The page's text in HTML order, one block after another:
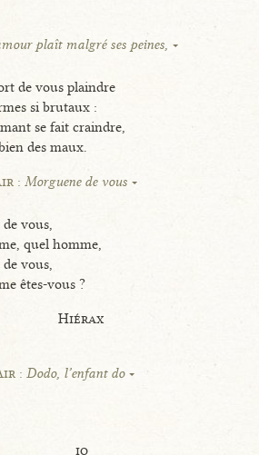
plaît malgré ses peines,
de vous plaindre
si brutaux :
se fait craindre,
des maux.
: Morguene de vous
vous,
quel homme,
vous,
êtes-vous ?
Hiérax
:Dodo, l’enfant do
io